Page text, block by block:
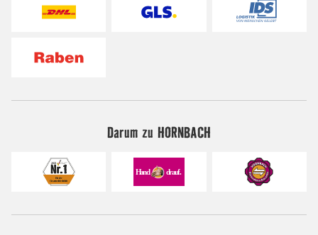
Darum zu HORNBACH